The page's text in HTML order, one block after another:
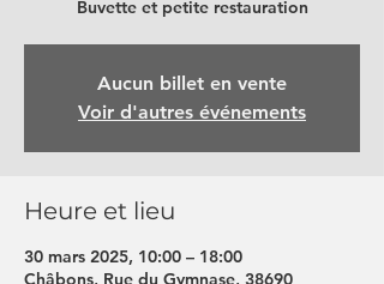
Buvette et petite restauration
Aucun billet en vente
Voir d'autres événements
Heure et lieu
30 mars 2025, 10:00 – 18:00
Châbons, Rue du Gymnase, 38690